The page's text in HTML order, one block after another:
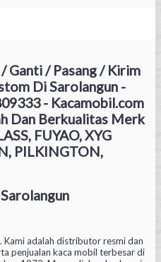
Ganti / Pasang / Kirim
Di Sarolangun -
- Kacamobil.com
Dan Berkualitas Merk
FUYAO, XYG
PILKINGTON,
Kami adalah distributor resmi dan
penjualan kaca mobil terbesar di